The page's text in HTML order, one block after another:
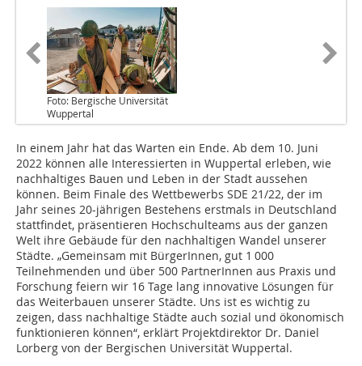
Foto: Bergische Universität
Wuppertal
In einem Jahr hat das Warten ein Ende. Ab dem 10. Juni
2022 können alle Interessierten in Wuppertal erleben, wie
nachhaltiges Bauen und Leben in der Stadt aussehen
können. Beim Finale des Wettbewerbs SDE 21/22, der im
Jahr seines 20-jährigen Bestehens erstmals in Deutschland
stattfindet, präsentieren Hochschulteams aus der ganzen
Welt ihre Gebäude für den nachhaltigen Wandel unserer
Städte. „Gemeinsam mit BürgerInnen, gut 1 000
Teilnehmenden und über 500 PartnerInnen aus Praxis und
Forschung feiern wir 16 Tage lang innovative Lösungen für
das Weiterbauen unserer Städte. Uns ist es wichtig zu
zeigen, dass nachhaltige Städte auch sozial und ökonomisch
funktionieren können“, erklärt Projektdirektor Dr. Daniel
Lorberg von der Bergischen Universität Wuppertal.